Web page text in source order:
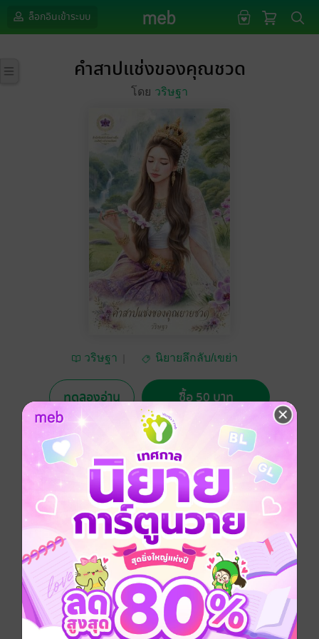
ล็อกอินเข้าระบบ
คำสาปแช่งของคุณชวด
โดย วริษฐา
วริษฐา
นิยายลึกลับ/เขย่า
ทดลองอ่าน ซื้อ 50 บาท
อยากได้ ซื้อเป็นของขวัญ ติดตาม
คำสาบานอย่าคิดว่าไม่เป็นจริง ยิ่งเป็นคำสาบานที่มีต่อ
ญาติผู้ใหญ่ก่อนสิ้นลมหายใจ ยิ่งต้องหวั่นกลัว เพราะใน
ทุกๆคำสาบานนั่นเป็นจริง อาจรับผลทั้งที่ยังมีชีวิตอยู่และ
หมดสิ้นลมหายใจไปแล้วก็เป็นได้